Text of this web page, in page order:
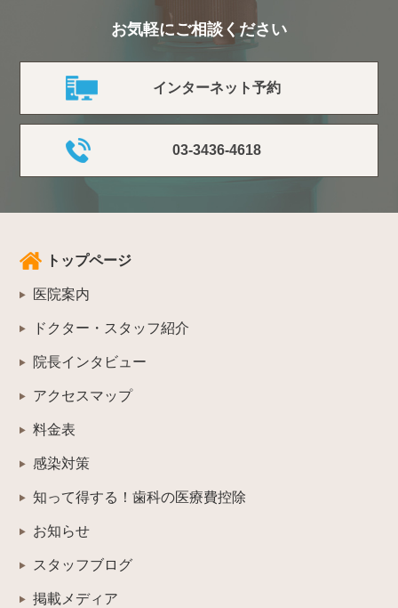
お気軽にご相談ください
インターネット予約
03-3436-4618
トップページ
医院案内
ドクター・スタッフ紹介
院長インタビュー
アクセスマップ
料金表
感染対策
知って得する！歯科の医療費控除
お知らせ
スタッフブログ
掲載メディア